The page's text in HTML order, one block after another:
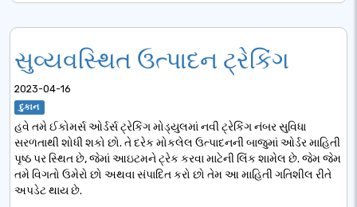
સુવ્યવસ્થિત ઉત્પાદન ટ્રેકિંગ
2023-04-16
દુકાન
હવે તમે ઈકોમર્સ ઓર્ડર્સ ટ્રેકિંગ મોડ્યુલમાં નવી ટ્રેકિંગ નંબર સુવિધા
સરળતાથી શોધી શકો છો. તે દરેક મોકલેલ ઉત્પાદનની બાજુમાં ઓર્ડર માહિતી
પૃષ્ઠ પર સ્થિત છે, જેમાં આઇટમને ટ્રેક કરવા માટેની લિંક શામેલ છે. જેમ જેમ
તમે વિગતો ઉમેરો છો અથવા સંપાદિત કરો છો તેમ આ માહિતી ગતિશીલ રીતે
અપડેટ થાય છે.